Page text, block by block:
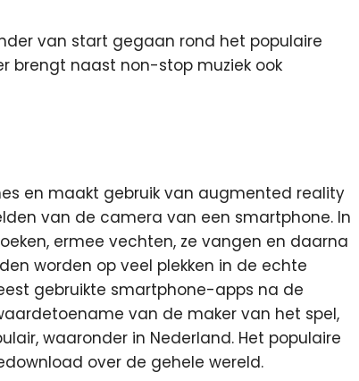
van start gegaan rond het populaire
brengt naast non-stop muziek ook
en maakt gebruik van augmented reality
van de camera van een smartphone. In
ermee vechten, ze vangen en daarna
worden op veel plekken in de echte
gebruikte smartphone-apps na de
van de maker van het spel,
waaronder in Nederland. Het populaire
over de gehele wereld.